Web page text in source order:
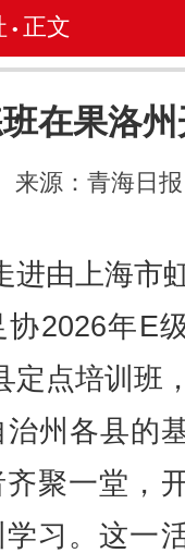
• 正文
在果洛
来源：青海日报
由上海市
2026年E
定点培训班
州各县的
聚一堂，
习。这一